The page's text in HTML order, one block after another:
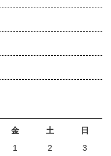
金 土
日
1
2
3